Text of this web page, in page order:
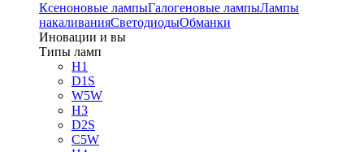
Ксеноновые лампыГалогеновые лампыЛампы
накаливанияСветодиодыОбманки
Иновации и вы
Типы ламп
H1
D1S
W5W
H3
D2S
C5W